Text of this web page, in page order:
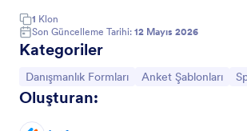
1 Klon
Son Güncelleme Tarihi: 12 Mayıs 2026
Kategoriler
Kategoriye git:
Danışmanlık Formları Kategoriye git:
Anket Şablonları
Oluşturan: